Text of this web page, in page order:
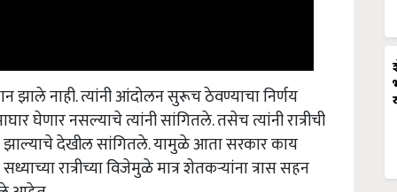
झाले नाही. त्यांनी आंदोलन सुरूच ठेवण्याचा निर्णय
घेणार नसल्याचे त्यांनी सांगितले. तसेच त्यांनी रात्रीची
देखील सांगितले. यामुळे आता सरकार काय
रात्रीच्या विजेमुळे मात्र शेतकऱ्यांना त्रास सहन